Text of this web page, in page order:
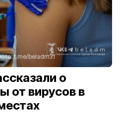
t.me/beladm31
о
от вирусов в